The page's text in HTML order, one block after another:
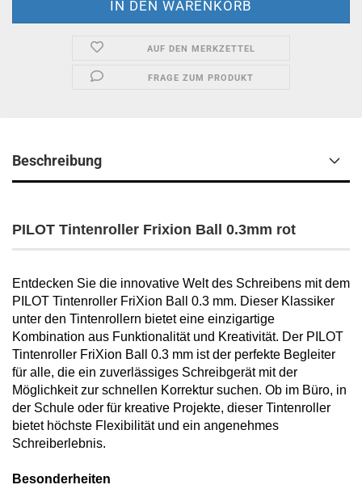
AUF DEN MERKZETTEL
FRAGE ZUM PRODUKT
Beschreibung
PILOT Tintenroller Frixion Ball 0.3mm rot
Entdecken Sie die innovative Welt des Schreibens mit dem
PILOT Tintenroller FriXion Ball 0.3 mm. Dieser Klassiker
unter den Tintenrollern bietet eine einzigartige
Kombination aus Funktionalität und Kreativität. Der PILOT
Tintenroller FriXion Ball 0.3 mm ist der perfekte Begleiter
für alle, die ein zuverlässiges Schreibgerät mit der
Möglichkeit zur schnellen Korrektur suchen. Ob im Büro, in
der Schule oder für kreative Projekte, dieser Tintenroller
bietet höchste Flexibilität und ein angenehmes
Schreiberlebnis.
Besonderheiten